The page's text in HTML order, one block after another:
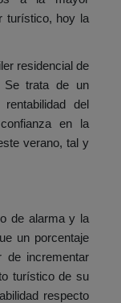
turístico, hoy la
residencial de
Se trata de un
del
en la
verano, tal y
de alarma y la
un porcentaje
de incrementar
turístico de su
respecto